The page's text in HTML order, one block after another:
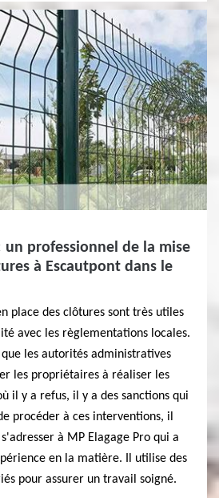
un professionnel de la mise
à Escautpont dans le
place des clôtures sont très utiles
avec les règlementations locales.
les autorités administratives
les propriétaires à réaliser les
il y a refus, il y a des sanctions qui
procéder à ces interventions, il
à MP Elagage Pro qui a
en la matière. Il utilise des
pour assurer un travail soigné.